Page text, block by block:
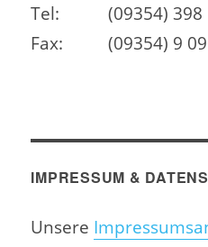
Tel:
(09354) 398
Fax:
(09354) 9
IMPRESSUM &
Unsere